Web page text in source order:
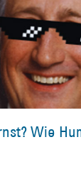
Wie